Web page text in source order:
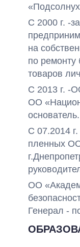
С 2000 г. -
на
по ремонту
товаров
С 2013 г. -
ОО
основатель.
С 07.2014
пленных
ОО
Генерал -